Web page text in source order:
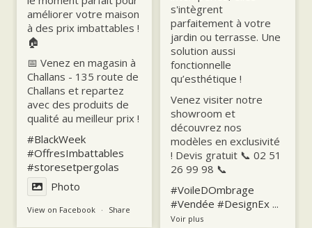
améliorer votre maison
à des prix imbattables !
🏠
📅 Venez en magasin à
Challans - 135 route de
Challans et repartez
avec des produits de
qualité au meilleur prix !
#BlackWeek
#OffresImbattables
#storesetpergolas
Photo
View on Facebook · Share
s'intègrent
parfaitement à votre
jardin ou terrasse. Une
solution aussi
fonctionnelle
qu’esthétique !
Venez visiter notre
showroom et
découvrez nos
modèles en exclusivité
! Devis gratuit 📞 02 51
26 99 98 📞
#VoileDOmbrage
#Vendée #DesignEx ...
Voir plus